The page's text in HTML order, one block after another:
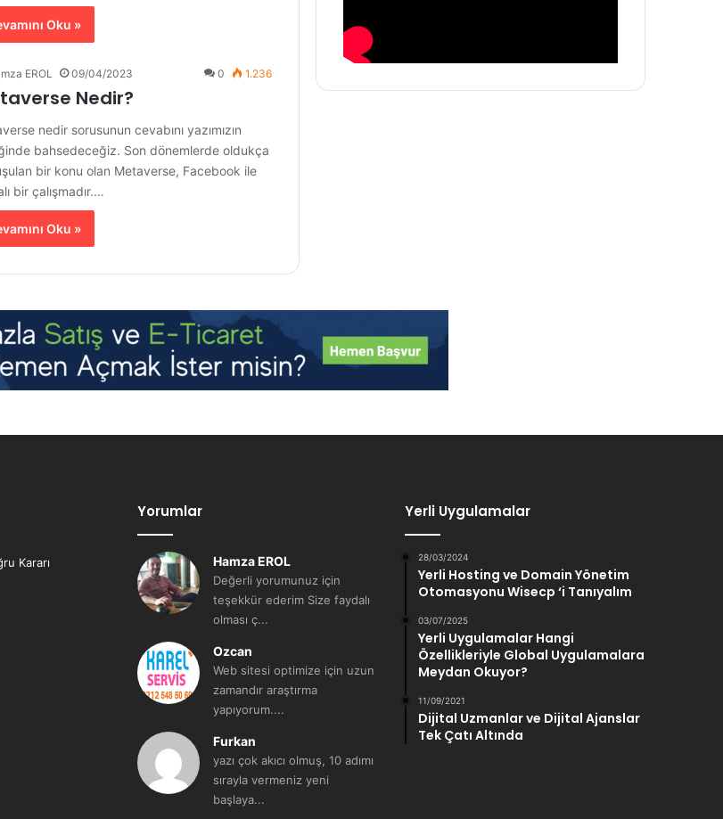
Oku »
EROL 09/04/2023 0 1.236
Nedir?
nedir sorusunun cevabını yazımızın
bahsedeceğiz. Son dönemlerde oldukça
bir konu olan Metaverse, Facebook ile
bir çalışmadır.…
Oku »
Kararı
Yorumlar
Hamza EROL
Değerli yorumunuz için
teşekkür ederim Size faydalı
olması ç...
Ozcan
Web sitesi optimize için uzun
zamandır araştırma
yapıyorum....
Furkan
yazı çok akıcı olmuş, 10 adımı
sırayla vermeniz yeni
başlaya...
Yerli Uygulamalar
28/03/2024
Yerli Hosting ve Domain Yönetim
Otomasyonu Wisecp ‘i Tanıyalım
03/07/2025
Yerli Uygulamalar Hangi
Özellikleriyle Global Uygulamalara
Meydan Okuyor?
11/09/2021
Dijital Uzmanlar ve Dijital Ajanslar
Tek Çatı Altında